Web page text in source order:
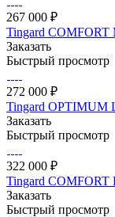
267 000 ₽
Tingard COMFORT
Заказать
Быстрый просмотр
272 000 ₽
Tingard OPTIMUM
Заказать
Быстрый просмотр
322 000 ₽
Tingard COMFORT
Заказать
Быстрый просмотр